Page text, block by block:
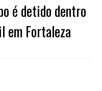
é detido dentro
em Fortaleza